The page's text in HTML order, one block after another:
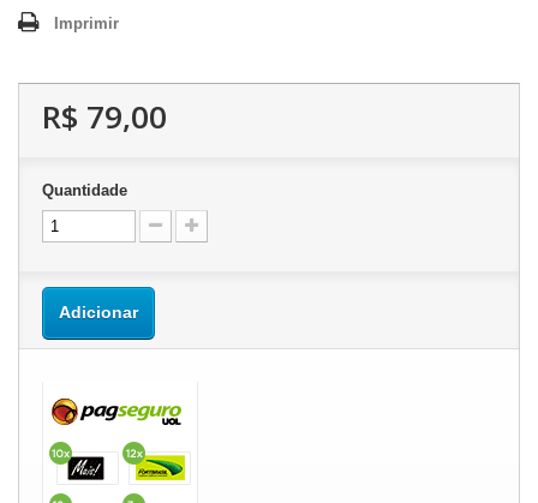
Imprimir
R$ 79,00
Quantidade
Adicionar